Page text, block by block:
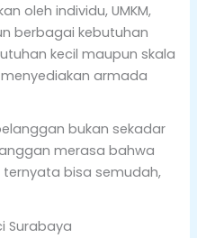
oleh individu, UMKM,
berbagai kebutuhan
kecil maupun skala
armada
bukan sekadar
merasa bahwa
bisa semudah,
Surabaya